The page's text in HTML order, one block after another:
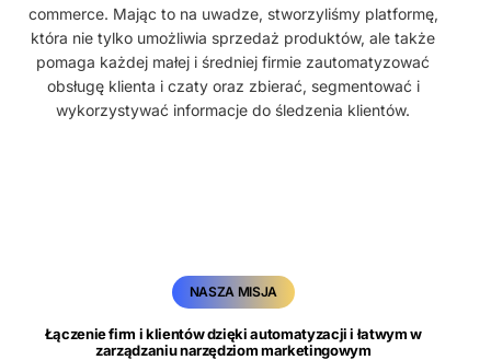
commerce. Mając to na uwadze, stworzyliśmy platformę,
która nie tylko umożliwia sprzedaż produktów, ale także
pomaga każdej małej i średniej firmie zautomatyzować
obsługę klienta i czaty oraz zbierać, segmentować i
wykorzystywać informacje do śledzenia klientów.
NASZA MISJA
Łączenie firm i klientów dzięki automatyzacji i łatwym w
zarządzaniu narzędziom marketingowym